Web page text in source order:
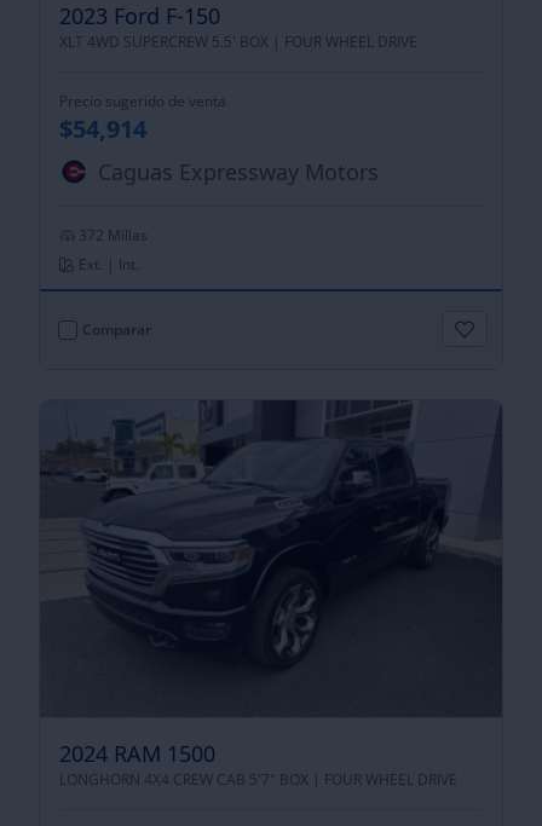
2023 Ford F-150
XLT 4WD SUPERCREW 5.5' BOX | FOUR WHEEL DRIVE
Precio sugerido de venta
$54,914
Caguas Expressway Motors
372 Millas
Ext. | Int.
Comparar
2024 RAM 1500
LONGHORN 4X4 CREW CAB 5'7" BOX | FOUR WHEEL DRIVE